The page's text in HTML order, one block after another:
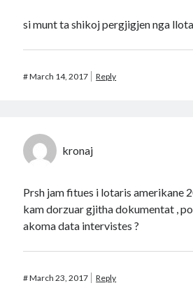
si munt ta shikoj pergjigjen nga
#March 14, 2017 Reply
kronaj
Prsh jam fitues i lotaris amerikane
kam dorzuar gjitha dokumentat ,
akoma data intervistes ?
#March 23, 2017 Reply